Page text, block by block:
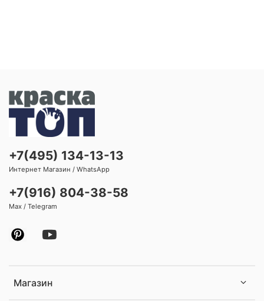
Магазин
+7(495) 134-13-13
Интернет Магазин / WhatsApp
+7(916) 804-38-58
Max / Telegram